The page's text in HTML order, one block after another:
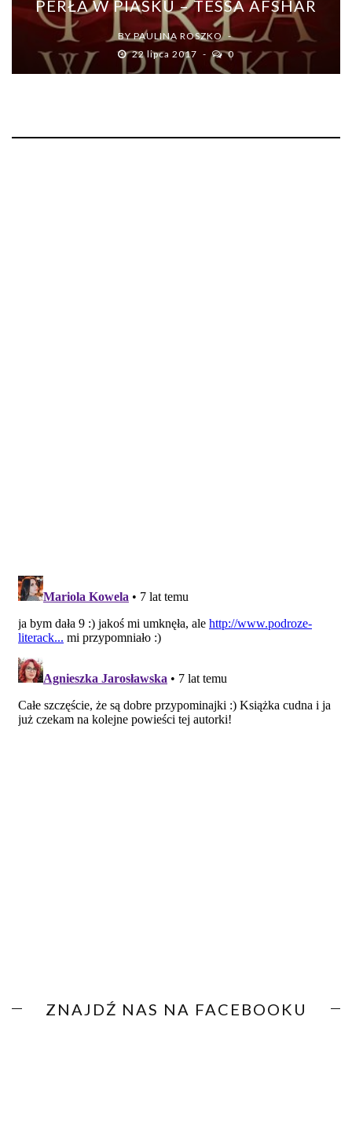
PERŁA W PIASKU – TESSA AFSHAR
BYPAULINA ROSZKO
22 lipca 2017
0
ZNAJDŹ NAS NA FACEBOOKU